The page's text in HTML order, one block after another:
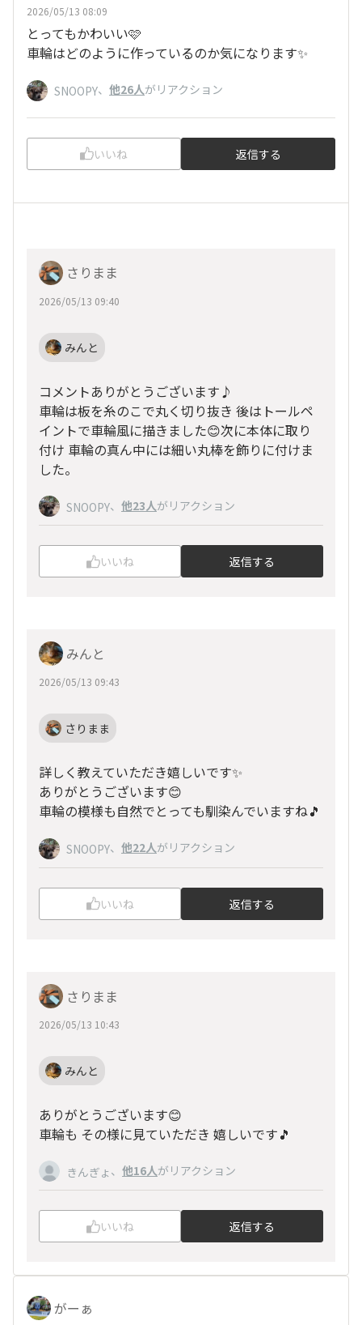
2026/05/13 08:09
とってもかわいい🩷
車輪はどのように作っているのか気になります✨
SNOOPY、 他26人がリアクション
いいね 返信する
さりまま
2026/05/13 09:40
みんと
コメントありがとうございます♪
車輪は板を糸のこで丸く切り抜き 後はトールペ
イントで車輪風に描きました😊次に本体に取り
付け 車輪の真ん中には細い丸棒を飾りに付けま
した。
SNOOPY、 他23人がリアクション
いいね 返信する
みんと
2026/05/13 09:43
さりまま
詳しく教えていただき嬉しいです✨
ありがとうございます😊
車輪の模様も自然でとっても馴染んでいますね🎵
SNOOPY、 他22人がリアクション
いいね 返信する
さりまま
2026/05/13 10:43
みんと
ありがとうございます😊
車輪も その様に見ていただき 嬉しいです🎵
きんぎょ、 他16人がリアクション
いいね 返信する
がーぁ